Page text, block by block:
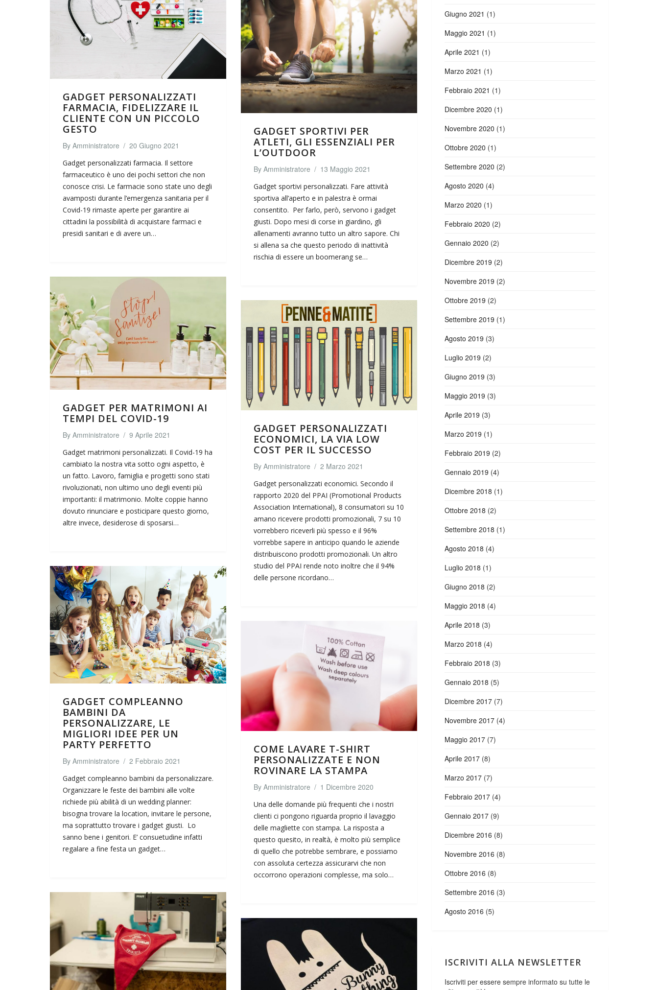
GADGET PERSONALIZZATI
FARMACIA, FIDELIZZARE IL
CLIENTE CON UN PICCOLO
GESTO
By Amministratore / 20 Giugno 2021
Gadget personalizzati farmacia. Il settore
farmaceutico è uno dei pochi settori che non
conosce crisi. Le farmacie sono state uno degli
avamposti durante l’emergenza sanitaria per il
Covid-19 rimaste aperte per garantire ai
cittadini la possibilità di acquistare farmaci e
presidi sanitari e di avere un…
GADGET SPORTIVI PER
ATLETI, GLI ESSENZIALI PER
L’OUTDOOR
By Amministratore / 13 Maggio 2021
Gadget sportivi personalizzati. Fare attività
sportiva all’aperto e in palestra è ormai
consentito. Per farlo, però, servono i gadget
giusti. Dopo mesi di corse in giardino, gli
allenamenti avranno tutto un altro sapore. Chi
si allena sa che questo periodo di inattività
rischia di essere un boomerang se…
GADGET PER MATRIMONI AI
TEMPI DEL COVID-19
By Amministratore / 9 Aprile 2021
Gadget matrimoni personalizzati. Il Covid-19 ha
cambiato la nostra vita sotto ogni aspetto, è
un fatto. Lavoro, famiglia e progetti sono stati
rivoluzionati, non ultimo uno degli eventi più
importanti: il matrimonio. Molte coppie hanno
dovuto rinunciare e posticipare questo giorno,
altre invece, desiderose di sposarsi…
GADGET PERSONALIZZATI
ECONOMICI, LA VIA LOW
COST PER IL SUCCESSO
By Amministratore / 2 Marzo 2021
Gadget personalizzati economici. Secondo il
rapporto 2020 del PPAI (Promotional Products
Association International), 8 consumatori su 10
amano ricevere prodotti promozionali, 7 su 10
vorrebbero riceverli più spesso e il 96%
vorrebbe sapere in anticipo quando le aziende
distribuiscono prodotti promozionali. Un altro
studio del PPAI rende noto inoltre che il 94%
delle persone ricordano…
GADGET COMPLEANNO
BAMBINI DA
PERSONALIZZARE, LE
MIGLIORI IDEE PER UN
PARTY PERFETTO
By Amministratore / 2 Febbraio 2021
Gadget compleanno bambini da personalizzare.
Organizzare le feste dei bambini alle volte
richiede più abilità di un wedding planner:
bisogna trovare la location, invitare le persone,
ma soprattutto trovare i gadget giusti. Lo
sanno bene i genitori. E’ consuetudine infatti
regalare a fine festa un gadget…
COME LAVARE T-SHIRT
PERSONALIZZATE E NON
ROVINARE LA STAMPA
By Amministratore / 1 Dicembre 2020
Una delle domande più frequenti che i nostri
clienti ci pongono riguarda proprio il lavaggio
delle magliette con stampa. La risposta a
questo quesito, in realtà, è molto più semplice
di quello che potrebbe sembrare, e possiamo
con assoluta certezza assicurarvi che non
occorrono operazioni complesse, ma solo…
Giugno 2021 (1)
Maggio 2021 (1)
Aprile 2021 (1)
Marzo 2021 (1)
Febbraio 2021 (1)
Dicembre 2020 (1)
Novembre 2020 (1)
Ottobre 2020 (1)
Settembre 2020 (2)
Agosto 2020 (4)
Marzo 2020 (1)
Febbraio 2020 (2)
Gennaio 2020 (2)
Dicembre 2019 (2)
Novembre 2019 (2)
Ottobre 2019 (2)
Settembre 2019 (1)
Agosto 2019 (3)
Luglio 2019 (2)
Giugno 2019 (3)
Maggio 2019 (3)
Aprile 2019 (3)
Marzo 2019 (1)
Febbraio 2019 (2)
Gennaio 2019 (4)
Dicembre 2018 (1)
Ottobre 2018 (2)
Settembre 2018 (1)
Agosto 2018 (4)
Luglio 2018 (1)
Giugno 2018 (2)
Maggio 2018 (4)
Aprile 2018 (3)
Marzo 2018 (4)
Febbraio 2018 (3)
Gennaio 2018 (5)
Dicembre 2017 (7)
Novembre 2017 (4)
Maggio 2017 (7)
Aprile 2017 (8)
Marzo 2017 (7)
Febbraio 2017 (4)
Gennaio 2017 (9)
Dicembre 2016 (8)
Novembre 2016 (8)
Ottobre 2016 (8)
Settembre 2016 (3)
Agosto 2016 (5)
ISCRIVITI ALLA NEWSLETTER
Iscriviti per essere sempre informato su tutte le